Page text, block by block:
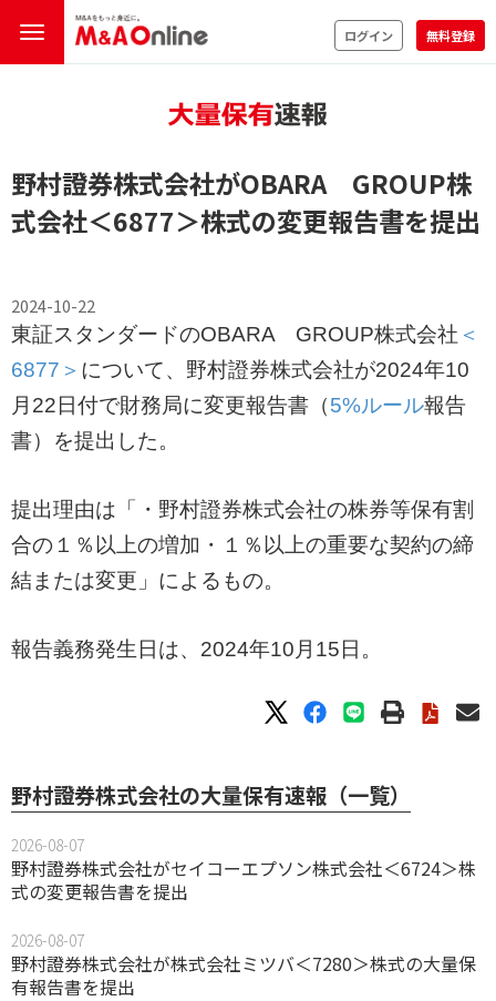
ログイン 無料登録
野村證券株式会社がOBARA GROUP株
式会社＜6877＞株式の変更報告書を提出
2024-10-22
東証スタンダードのOBARA GROUP株式会社 ＜
6877＞ について、野村證券株式会社が2024年10
月22日付で財務局に変更報告書（5%ルール報告
書）を提出した。
提出理由は「・野村證券株式会社の株券等保有割
合の１％以上の増加・１％以上の重要な契約の締
結または変更」によるもの。
報告義務発生日は、2024年10月15日。
野村證券株式会社の大量保有速報（一覧）
2026-08-07
野村證券株式会社がセイコーエプソン株式会社＜6724＞株
式の変更報告書を提出
2026-08-07
野村證券株式会社が株式会社ミツバ＜7280＞株式の大量保
有報告書を提出